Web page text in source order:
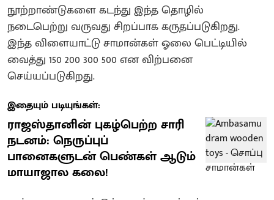
நூற்றாண்டுகளை கடந்து இந்த தொழில்
நடைபெற்று வருவது சிறப்பாக கருதப்படுகிறது.
இந்த விளையாட்டு சாமான்கள் ஓலை பெட்டியில்
வைத்து 150 200 300 500 என விற்பனை
செய்யப்படுகிறது.
இதையும் படியுங்கள்:
ராஜஸ்தானின் புகழ்பெற்ற சாரி
நடனம்: நெருப்புப்
பானைகளுடன் பெண்கள் ஆடும்
மாயாஜால கலை!